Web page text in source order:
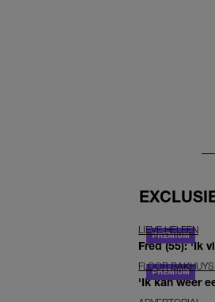
LIEVE HELEEN
Fred (55): 'Ik
FLOOR
'Ik kan weer